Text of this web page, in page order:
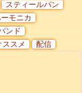
スティールパン
モニカ
ンド
ススメ 配信